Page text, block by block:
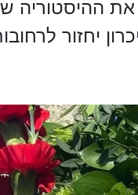
ההיסטוריה
יחזור